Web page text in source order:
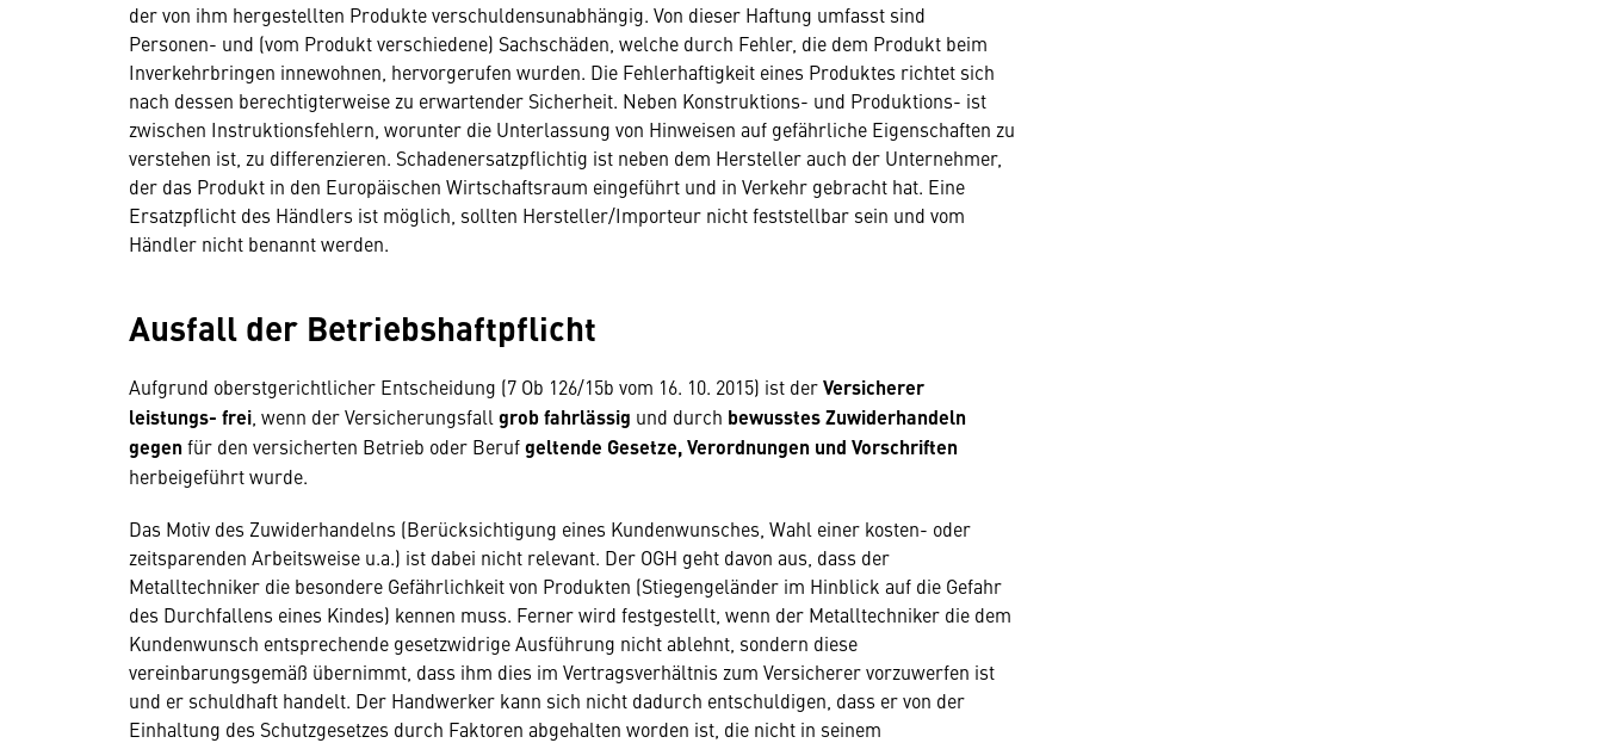
der von ihm hergestellten Produkte verschuldensunabhängig. Von dieser Haftung umfasst sind
Personen- und (vom Produkt verschiedene) Sachschäden, welche durch Fehler, die dem Produkt beim
Inverkehrbringen innewohnen, hervorgerufen wurden. Die Fehlerhaftigkeit eines Produktes richtet sich
nach dessen berechtigterweise zu erwartender Sicherheit. Neben Konstruktions- und Produktions- ist
zwischen Instruktionsfehlern, worunter die Unterlassung von Hinweisen auf gefährliche Eigenschaften zu
verstehen ist, zu differenzieren. Schadenersatzpflichtig ist neben dem Hersteller auch der Unternehmer,
der das Produkt in den Europäischen Wirtschaftsraum eingeführt und in Verkehr gebracht hat. Eine
Ersatzpflicht des Händlers ist möglich, sollten Hersteller/Importeur nicht feststellbar sein und vom
Händler nicht benannt werden.
Ausfall der Betriebshaftpflicht
Aufgrund oberstgerichtlicher Entscheidung (7 Ob 126/15b vom 16. 10. 2015) ist derVersicherer
leistungs- frei , wenn der Versicherungsfall grob fahrlässig und durch bewusstes Zuwiderhandeln
gegen für den versicherten Betrieb oder Berufgeltende Gesetze, Verordnungen und Vorschriften
herbeigeführt wurde.
Das Motiv des Zuwiderhandelns (Berücksichtigung eines Kundenwunsches, Wahl einer kosten- oder
zeitsparenden Arbeitsweise u.a.) ist dabei nicht relevant. Der OGH geht davon aus, dass der
Metalltechniker die besondere Gefährlichkeit von Produkten (Stiegengeländer im Hinblick auf die Gefahr
des Durchfallens eines Kindes) kennen muss. Ferner wird festgestellt, wenn der Metalltechniker die dem
Kundenwunsch entsprechende gesetzwidrige Ausführung nicht ablehnt, sondern diese
vereinbarungsgemäß übernimmt, dass ihm dies im Vertragsverhältnis zum Versicherer vorzuwerfen ist
und er schuldhaft handelt. Der Handwerker kann sich nicht dadurch entschuldigen, dass er von der
Einhaltung des Schutzgesetzes durch Faktoren abgehalten worden ist, die nicht in seinem